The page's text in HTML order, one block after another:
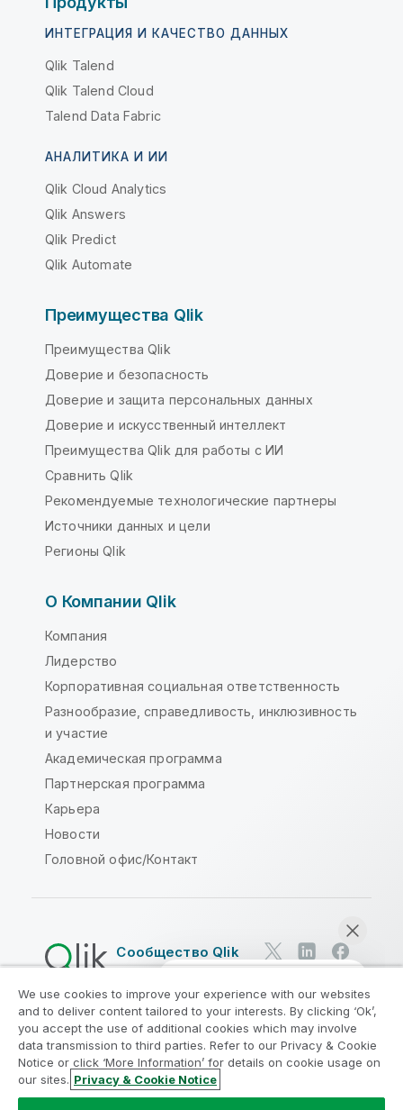
ИНТЕГРАЦИЯ И КАЧЕСТВО ДАННЫХ
Qlik Talend
Qlik Talend Cloud
Talend Data Fabric
АНАЛИТИКА И ИИ
Qlik Cloud Analytics
Qlik Answers
Qlik Predict
Qlik Automate
Преимущества Qlik
Преимущества Qlik
Доверие и безопасность
Доверие и защита персональных данных
Доверие и искусственный интеллект
Преимущества Qlik для работы с ИИ
Сравнить Qlik
Рекомендуемые технологические партнеры
Источники данных и цели
Регионы Qlik
О Компании Qlik
Компания
Лидерство
Корпоративная социальная ответственность
Разнообразие, справедливость, инклюзивность
и участие
Академическая программа
Партнерская программа
Карьера
Новости
Головной офис/Контакт
Сообщество Qlik
Юридические соглашения
Условия использования продуктов
Legal Policies
Юридические положения
Условия использования
Do Not Share My Info
We use cookies to improve your experience with our websites
and to deliver content tailored to your interests. By clicking ‘Ok’,
you accept the use of additional cookies which may involve
data transmission to third parties. Refer to our Privacy & Cookie
Notice or click ‘More Information’ for details on cookie usage on
our sites. Privacy & Cookie Notice